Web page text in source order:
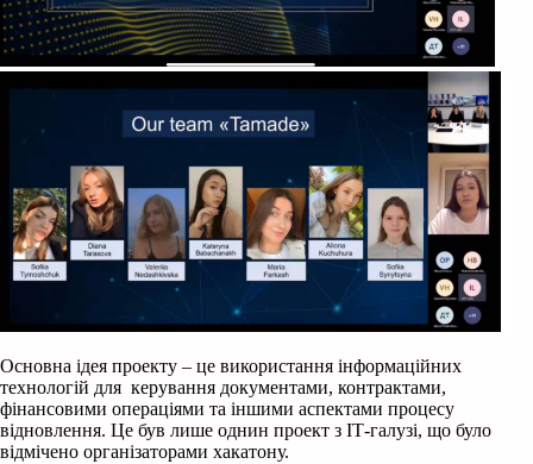
Основна ідея проекту – це використання інформаційних
технологій для керування документами, контрактами,
фінансовими операціями та іншими аспектами процесу
відновлення. Це був лише однин проект з ІТ-галузі, що було
відмічено організаторами хакатону.